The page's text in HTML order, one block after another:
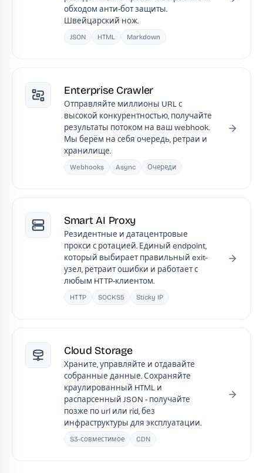
обходом анти-бот защиты.
Швейцарский нож.
JSON HTML Markdown
Enterprise Crawler
Отправляйте миллионы URL с
высокой конкурентностью, получайте
результаты потоком на ваш webhook.
Мы берём на себя очередь, ретраи и
хранилище.
Webhooks Async Очереди
Smart AI Proxy
Резидентные и датацентровые
прокси с ротацией. Единый endpoint,
который выбирает правильный exit-
узел, ретраит ошибки и работает с
любым HTTP-клиентом.
HTTP SOCKS5 Sticky IP
Cloud Storage
Храните, управляйте и отдавайте
собранные данные. Сохраняйте
краулированный HTML и
распарсенный JSON - получайте
позже по url или rid, без
инфраструктуры для эксплуатации.
S3-совместимое CDN